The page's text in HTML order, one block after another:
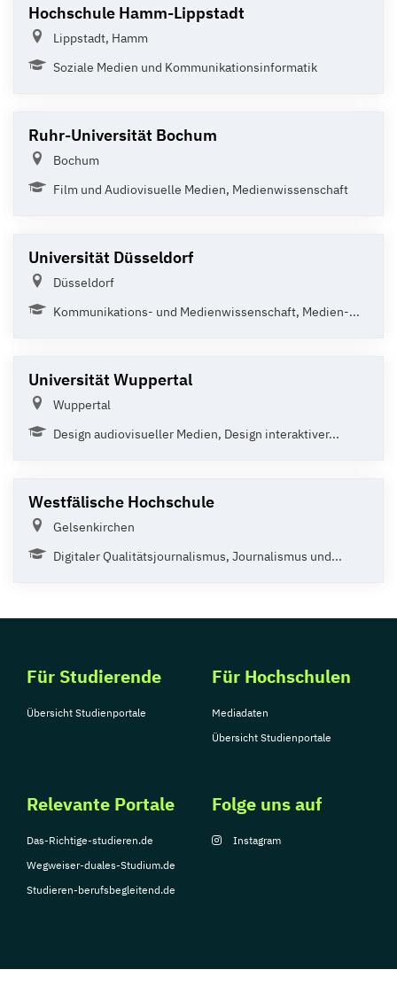
Hochschule Hamm-Lippstadt
Lippstadt, Hamm
Soziale Medien und Kommunikationsinformatik
Ruhr-Universität Bochum
Bochum
Film und Audiovisuelle Medien, Medienwissenschaft
Universität Düsseldorf
Düsseldorf
Kommunikations- und Medienwissenschaft, Medien-...
Universität Wuppertal
Wuppertal
Design audiovisueller Medien, Design interaktiver...
Westfälische Hochschule
Gelsenkirchen
Digitaler Qualitätsjournalismus, Journalismus und...
Für Studierende
Übersicht Studienportale
Für Hochschulen
Mediadaten
Übersicht Studienportale
Relevante Portale
Das-Richtige-studieren.de
Wegweiser-duales-Studium.de
Studieren-berufsbegleitend.de
Folge uns auf
Instagram